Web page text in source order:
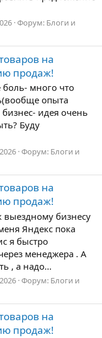
Форум: Блоги и
на
продаж!
много что
опыта
идея очень
Буду
Форум: Блоги и
на
продаж!
выездному бизнесу
Яндекс пока
я быстро
менеджера . А
, а надо...
Форум: Блоги и
на
продаж!